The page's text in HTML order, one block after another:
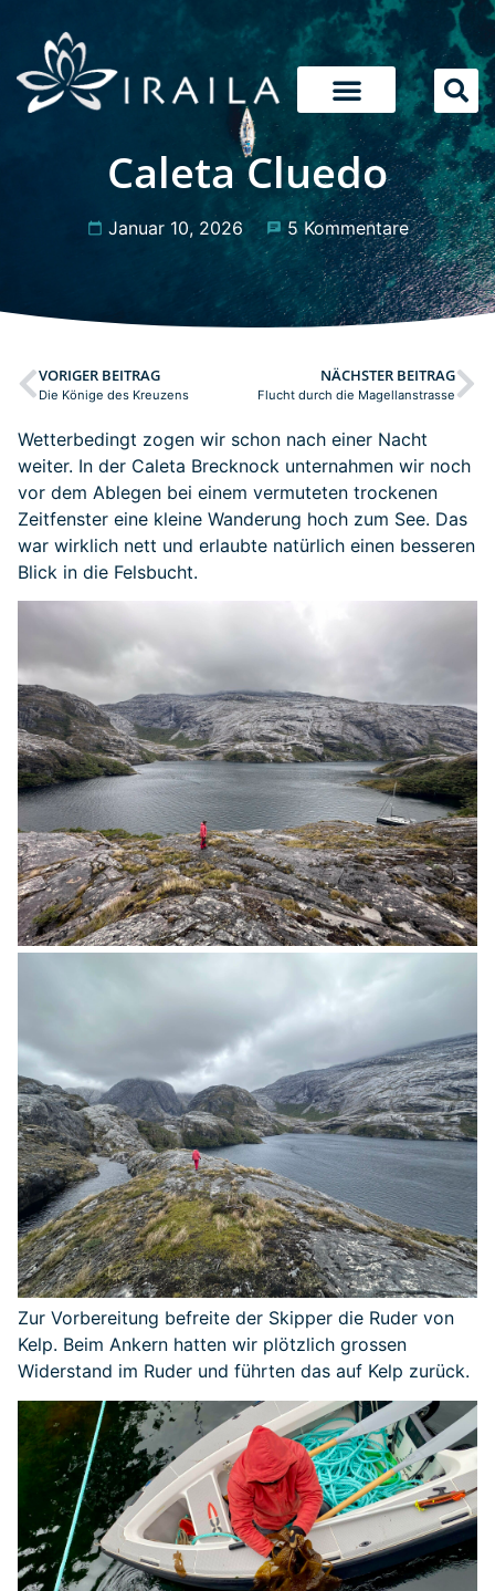
Caleta Cluedo
Januar 10, 2026 5 Kommentare
VORIGER BEITRAG
Die Könige des Kreuzens
NÄCHSTER BEITRAG
Flucht durch die Magellanstrasse
Wetterbedingt zogen wir schon nach einer Nacht
weiter. In der Caleta Brecknock unternahmen wir noch
vor dem Ablegen bei einem vermuteten trockenen
Zeitfenster eine kleine Wanderung hoch zum See. Das
war wirklich nett und erlaubte natürlich einen besseren
Blick in die Felsbucht.
Zur Vorbereitung befreite der Skipper die Ruder von
Kelp. Beim Ankern hatten wir plötzlich grossen
Widerstand im Ruder und führten das auf Kelp zurück.